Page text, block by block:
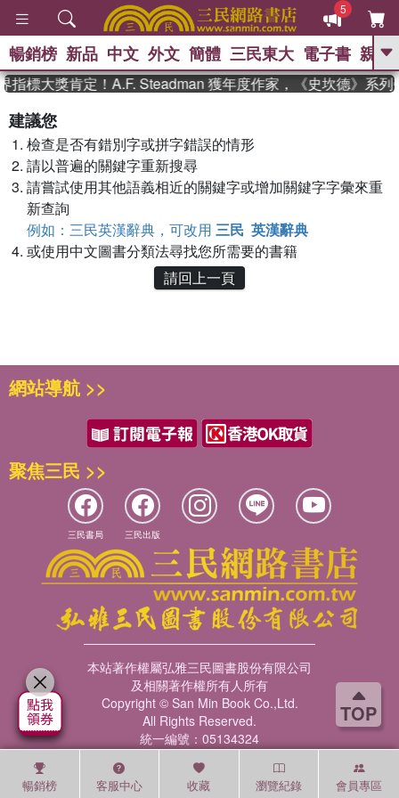
TOP
5
GO
繡 、 暑期推薦
李登輝時代
、 偉大的迷走神經 、 如果歷史是一
、
暢銷榜 新品 中文 外文 簡體 三民東大 電子書 親子
指標大獎肯定！A.F. Steadman 獲年度作家，《史坎德》系列
建議您
檢查是否有錯別字或拼字錯誤的情形
請以普遍的關鍵字重新搜尋
請嘗試使用其他語義相近的關鍵字或增加關鍵字字彙來重
新查詢
例如：三民英漢辭典，可改用 三民 英漢辭典
或使用中文圖書分類法尋找您所需要的書籍
請回上一頁
暢銷榜 客服中心 收藏 瀏覽紀錄 會員專區
網站導航 >>
聚焦三民 >>
三民書局 三民出版
本站著作權屬弘雅三民圖書股份有限公司
及相關著作權所有人所有
Copyright © San Min Book Co.,Ltd.
All Rights Reserved.
統一編號：05134324